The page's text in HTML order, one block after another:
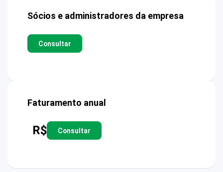
Sócios e administradores da empresa
Consultar
Faturamento anual
R$ Consultar